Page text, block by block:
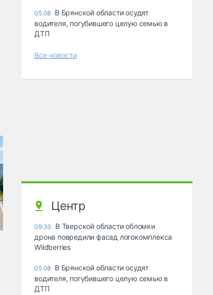
05.08 В Брянской области осудят
водителя, погубившего целую семью в
ДТП
Все новости
Центр
09:33
В Тверской области обломки
дрона повредили фасад логокомплекса
Wildberries
05.08 В Брянской области осудят
водителя, погубившего целую семью в
ДТП